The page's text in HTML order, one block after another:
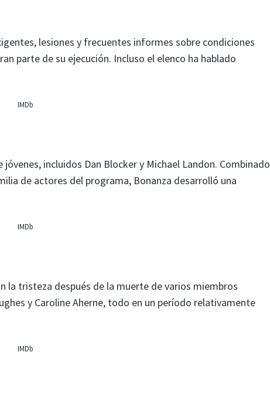
lesiones y frecuentes informes sobre condiciones
parte de su ejecución. Incluso el elenco ha hablado
IMDb
incluidos Dan Blocker y Michael Landon. Combinado
de actores del programa, Bonanza desarrolló una
IMDb
la tristeza después de la muerte de varios miembros
y Caroline Aherne, todo en un período relativamente
IMDb